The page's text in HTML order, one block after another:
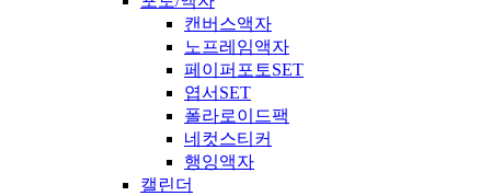
캔버스액자
노프레임액자
페이퍼포토SET
엽서SET
폴라로이드팩
네컷스티커
행잉액자
캘린더